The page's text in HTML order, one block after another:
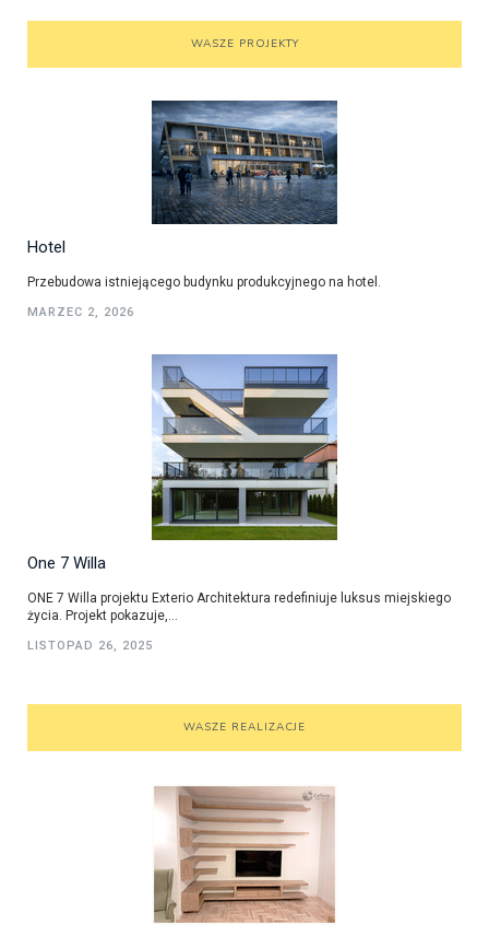
WASZE PROJEKTY
Hotel
Przebudowa istniejącego budynku produkcyjnego na hotel.
MARZEC 2, 2026
One 7 Willa
ONE 7 Willa projektu Exterio Architektura redefiniuje luksus miejskiego
życia. Projekt pokazuje,...
LISTOPAD 26, 2025
WASZE REALIZACJE